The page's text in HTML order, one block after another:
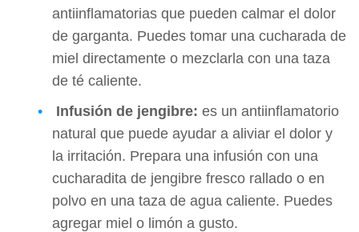
antiinflamatorias que pueden calmar el dolor
de garganta. Puedes tomar una cucharada de
miel directamente o mezclarla con una taza
de té caliente.
Infusión de jengibre: es un antiinflamatorio
natural que puede ayudar a aliviar el dolor y
la irritación. Prepara una infusión con una
cucharadita de jengibre fresco rallado o en
polvo en una taza de agua caliente. Puedes
agregar miel o limón a gusto.